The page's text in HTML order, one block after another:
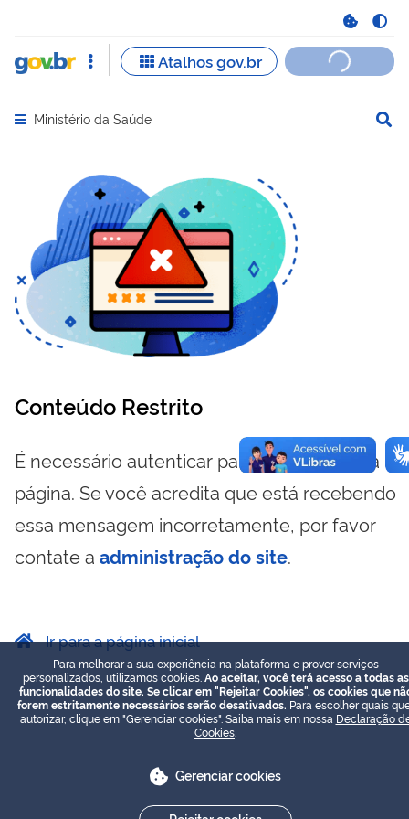
Abrir menu principal de navegação
Ministério da Saúde
Conteúdo Restrito
É necessário autenticar para visualizar essa
página. Se você acredita que está recebendo
essa mensagem incorretamente, por favor
contate a administração do site.
Ir para a página inicial
Para melhorar a sua experiência na plataforma e prover serviços
personalizados, utilizamos cookies. Ao aceitar, você terá acesso a todas as
funcionalidades do site. Se clicar em "Rejeitar Cookies", os cookies que
forem estritamente necessários serão desativados. Para escolher quais
autorizar, clique em "Gerenciar cookies". Saiba mais em nossa Declaração
Cookies
Gerenciar cookies